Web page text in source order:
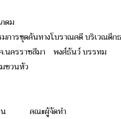
ดม
ารขุดค้นทางโบราณคดี บริเวณตึก
.นครราชสีมา พงศ์ธันว์ บรรทม
ชวนหัว
บทวน คณะผู้จัดทำ